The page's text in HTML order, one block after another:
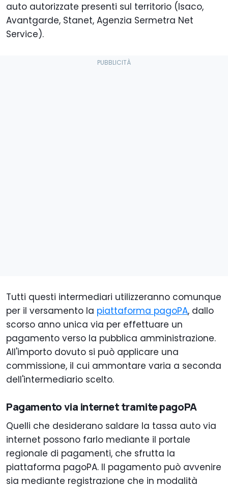
auto autorizzate presenti sul territorio (Isaco,
Avantgarde, Stanet, Agenzia Sermetra Net
Service).
Tutti questi intermediari utilizzeranno comunque
per il versamento la piattaforma pagoPA, dallo
scorso anno unica via per effettuare un
pagamento verso la pubblica amministrazione.
All'importo dovuto si può applicare una
commissione, il cui ammontare varia a seconda
dell'intermediario scelto.
Pagamento via internet tramite pagoPA
Quelli che desiderano saldare la tassa auto via
internet possono farlo mediante il portale
regionale di pagamenti, che sfrutta la
piattaforma pagoPA. Il pagamento può avvenire
sia mediante registrazione che in modalità